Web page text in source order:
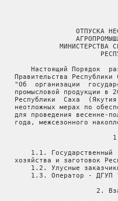
ОТПУСКА
МИНИСТЕРСТВА
Настоящий Порядок
Правительства Республики
"Об  организации
промысловой продукции в
Республики  Саха
неотложных мерах по
для проведения весенне-
года, межсезонного
1.1. Государственный
хозяйства и заготовок
1.2. Улусные
1.3. Оператор - ДГУП
2.